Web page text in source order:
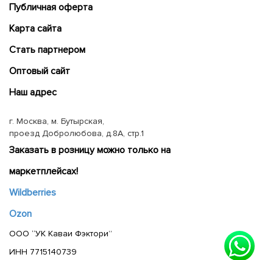
Публичная оферта
Карта сайта
Cтать партнером
Оптовый сайт
Наш адрес
г. Москва, м. Бутырская,
проезд Добролюбова, д.8А, стр.1
Заказать в розницу можно только на
маркетплейсах!
Wildberries
Ozon
ООО “УК Каваи Фэктори”
ИНН 7715140739